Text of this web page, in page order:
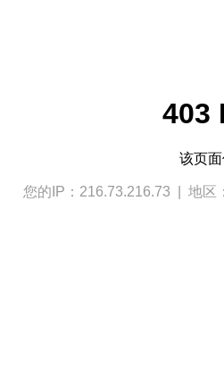
403
该页
您的IP：216.73.216.73 | 地区